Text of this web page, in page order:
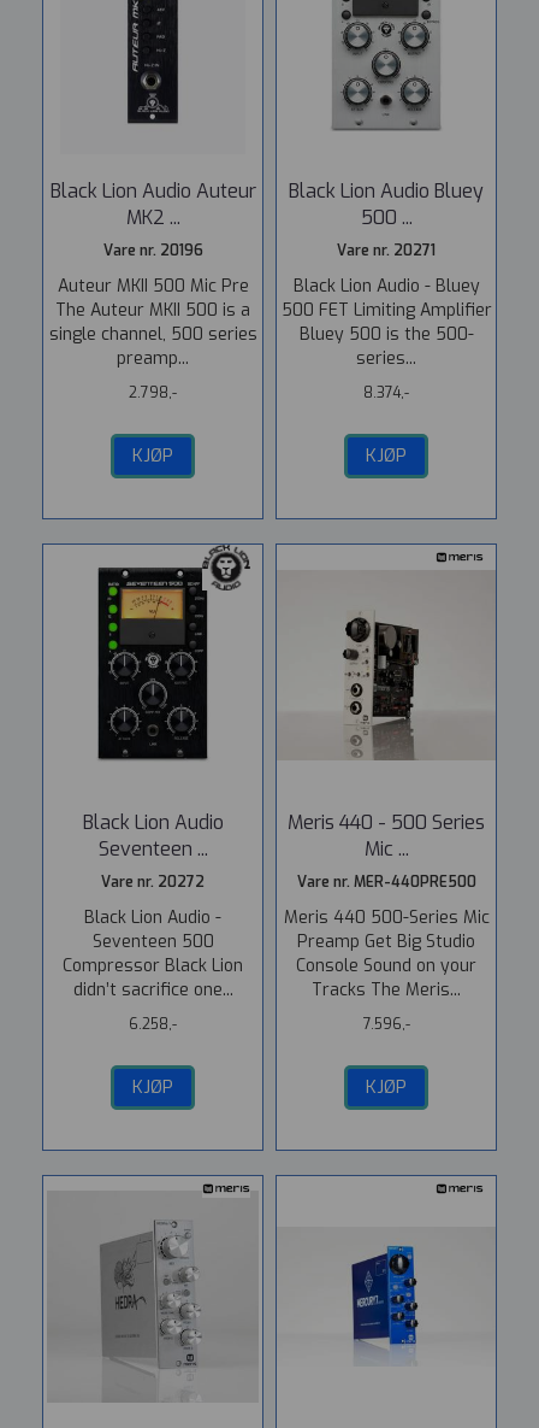
Black Lion Audio Auteur
MK2 ...
Vare nr. 20196
Auteur MKII 500 Mic Pre
The Auteur MKII 500 is a
single channel, 500 series
preamp...
2.798,-
KJØP
Black Lion Audio Bluey
500 ...
Vare nr. 20271
Black Lion Audio - Bluey
500 FET Limiting Amplifier
Bluey 500 is the 500-
series...
8.374,-
KJØP
Black Lion Audio
Seventeen ...
Vare nr. 20272
Black Lion Audio -
Seventeen 500
Compressor Black Lion
didn’t sacrifice one...
6.258,-
KJØP
Meris 440 - 500 Series
Mic ...
Vare nr. MER-440PRE500
Meris 440 500-Series Mic
Preamp Get Big Studio
Console Sound on your
Tracks The Meris...
7.596,-
KJØP